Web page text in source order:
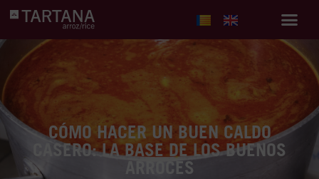
CÓMO HACER UN BUEN CALDO
CASERO: LA BASE DE LOS BUENOS
ARROCES